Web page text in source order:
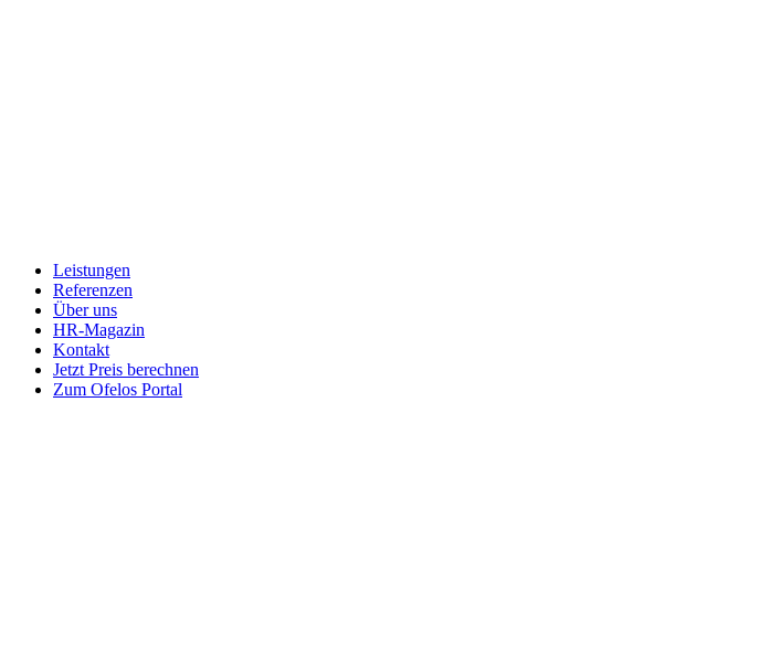
Leistungen
Referenzen
Über uns
HR-Magazin
Kontakt
Jetzt Preis berechnen
Zum Ofelos Portal